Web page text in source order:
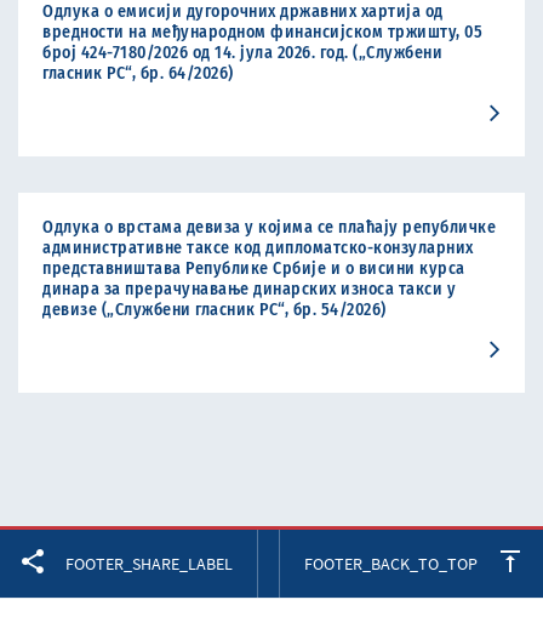
Одлука о емисији дугорочних државних хартија од
вредности на међународном финансијском тржишту, 05
број 424-7180/2026 од 14. јула 2026. год. („Службени
гласник РС“, бр. 64/2026)
Одлука о врстама девиза у којима се плаћају републичке
административне таксе код дипломатско-конзуларних
представништава Републике Србије и о висини курса
динара за прерачунавање динарских износа такси у
девизе („Службени гласник РС“, бр. 54/2026)
FOOTER_SHARE_LABEL FOOTER_BACK_TO_TOP